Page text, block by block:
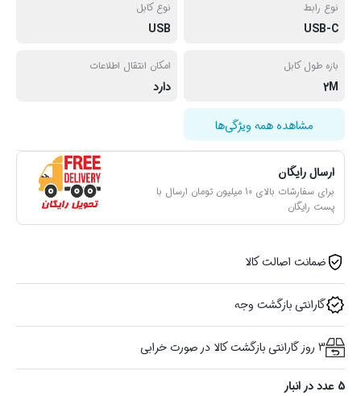
نوع رابط
USB-C
نوع کابل
USB
بازه طول کابل
2M
امکان انتقال اطلاعات
دارد
مشاهده همه ویژگی‌ها
ارسال رایگان
برای سفارشات بالای 10 میلیون تومان ارسال با
پست رایگان
ضمانت اصالت کالا
گارانتی بازگشت وجه
3 روز گارانتی بازگشت کالا در صورت خرابی
5 عدد در انبار